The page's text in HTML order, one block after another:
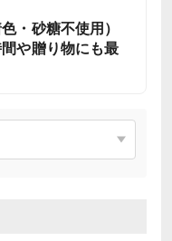
・砂糖不使用）
や贈り物にも最